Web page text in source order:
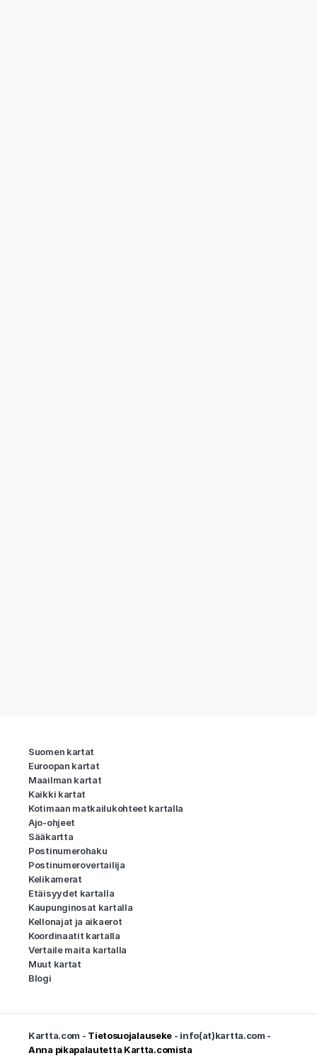
Suomen kartat
Euroopan kartat
Maailman kartat
Kaikki kartat
Kotimaan matkailukohteet kartalla
Ajo-ohjeet
Sääkartta
Postinumerohaku
Postinumerovertailija
Kelikamerat
Etäisyydet kartalla
Kaupunginosat kartalla
Kellonajat ja aikaerot
Koordinaatit kartalla
Vertaile maita kartalla
Muut kartat
Blogi
Kartta.com - Tietosuojalauseke - info(at)kartta.com -
Anna pikapalautetta Kartta.comista